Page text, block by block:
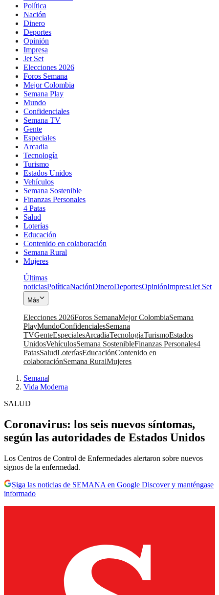
Política
Nación
Dinero
Deportes
Opinión
Impresa
Jet Set
Elecciones 2026
Foros Semana
Mejor Colombia
Semana Play
Mundo
Confidenciales
Semana TV
Gente
Especiales
Arcadia
Tecnología
Turismo
Estados Unidos
Vehículos
Semana Sostenible
Finanzas Personales
4 Patas
Salud
Loterías
Educación
Contenido en colaboración
Semana Rural
Mujeres
Últimas
noticiasPolíticaNaciónDineroDeportesOpiniónImpresaJet Set
Más
Elecciones 2026Foros SemanaMejor ColombiaSemana
PlayMundoConfidencialesSemana
TVGenteEspecialesArcadiaTecnologíaTurismoEstados
UnidosVehículosSemana SostenibleFinanzas Personales4
PatasSaludLoteríasEducaciónContenido en
colaboraciónSemana RuralMujeres
Semana|
Vida Moderna
SALUD
Coronavirus: los seis nuevos síntomas,
según las autoridades de Estados Unidos
Los Centros de Control de Enfermedades alertaron sobre nuevos
signos de la enfermedad.
Siga las noticias de SEMANA en Google Discover y manténgase
informado